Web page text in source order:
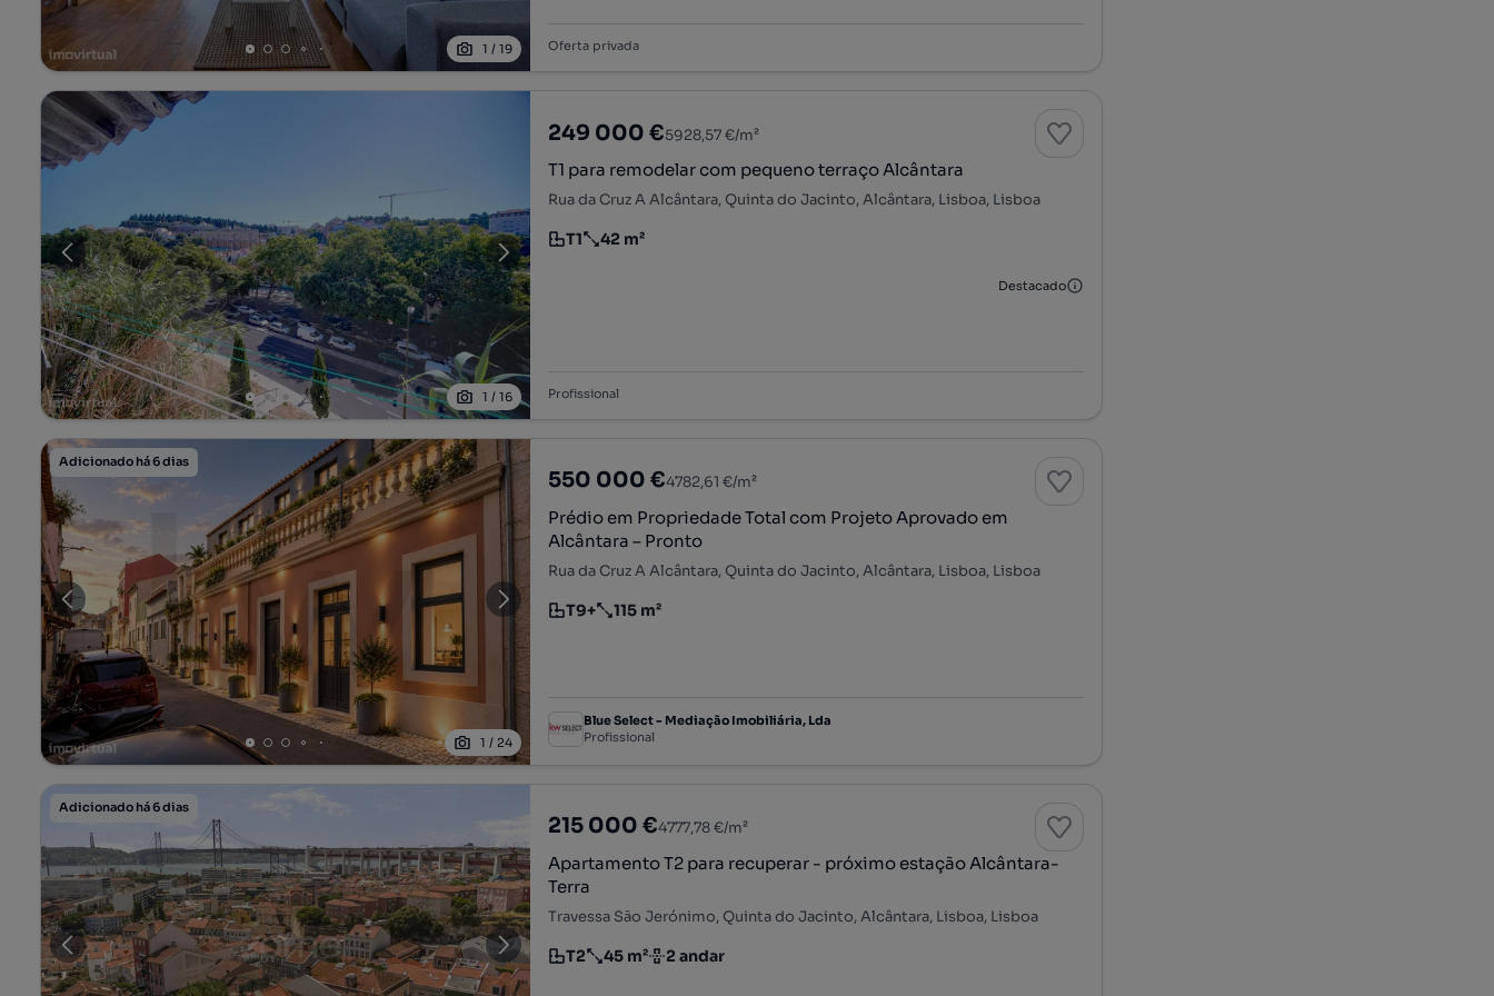
1 /19 Oferta privada
1 /16
249 000 €5928,57 €/m²
T1 para remodelar com pequeno terraço Alcântara
Rua da Cruz A Alcântara, Quinta do Jacinto, Alcântara, Lisboa, Lisboa
Tipologia
T1
Preço por metro quadrado
42 m²
Destacado
Profissional
Adicionado há 6 dias
1 / 24
550 000 €4782,61 €/m²
Prédio em Propriedade Total com Projeto Aprovado em
Alcântara – Pronto
Rua da Cruz A Alcântara, Quinta do Jacinto, Alcântara, Lisboa, Lisboa
Tipologia
T9+
Preço por metro quadrado
115 m²
Blue Select - Mediação Imobiliária, Lda
Profissional
Adicionado há 6 dias
215 000 €4777,78 €/m²
Apartamento T2 para recuperar - próximo estação Alcântara-
Terra
Travessa São Jerónimo, Quinta do Jacinto, Alcântara, Lisboa, Lisboa
Tipologia
T2
Preço por metro quadrado
45 m²
Andar 2 andar